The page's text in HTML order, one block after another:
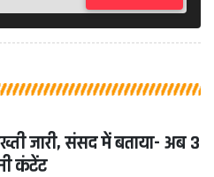
जारी, संसद में बताया- अब 3
कंटेंट